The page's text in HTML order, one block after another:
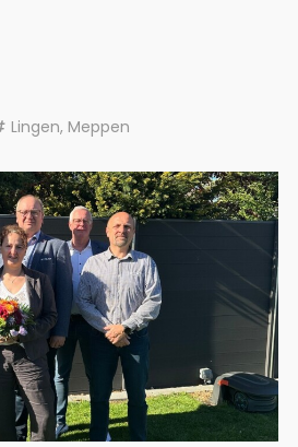
Lingen, Meppen